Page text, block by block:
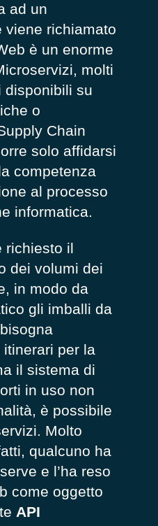
ad un
viene richiamato
è un enorme
molti
disponibili su
o
Chain
solo affidarsi
competenza
al processo
informatica.
richiesto il
dei volumi dei
in modo da
gli imballi da
per la
il sistema di
in uso non
è possibile
Molto
qualcuno ha
e l’ha reso
come oggetto
API